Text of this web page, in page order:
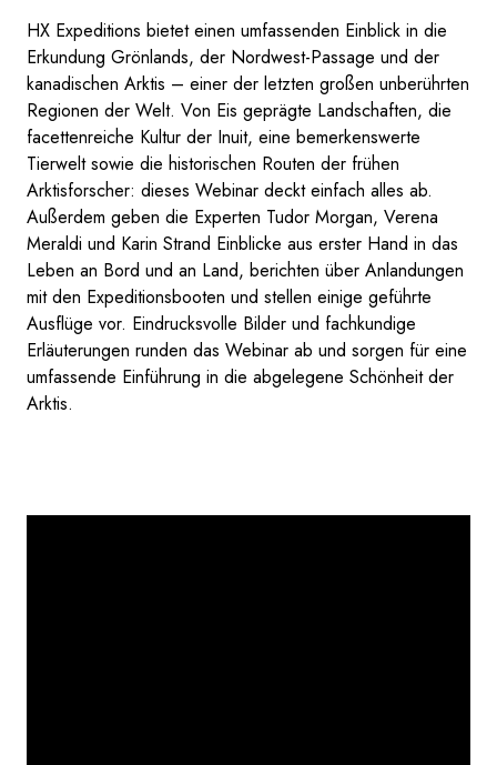
HX Expeditions bietet einen umfassenden Einblick in die
Erkundung Grönlands, der Nordwest-Passage und der
kanadischen Arktis – einer der letzten großen unberührten
Regionen der Welt. Von Eis geprägte Landschaften, die
facettenreiche Kultur der Inuit, eine bemerkenswerte
Tierwelt sowie die historischen Routen der frühen
Arktisforscher: dieses Webinar deckt einfach alles ab.
Außerdem geben die Experten Tudor Morgan, Verena
Meraldi und Karin Strand Einblicke aus erster Hand in das
Leben an Bord und an Land, berichten über Anlandungen
mit den Expeditionsbooten und stellen einige geführte
Ausflüge vor. Eindrucksvolle Bilder und fachkundige
Erläuterungen runden das Webinar ab und sorgen für eine
umfassende Einführung in die abgelegene Schönheit der
Arktis.